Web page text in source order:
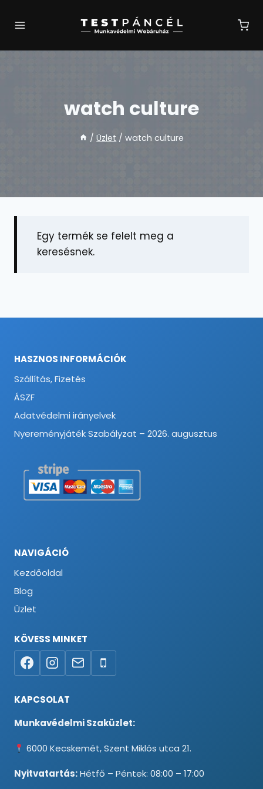
watch culture
/ Üzlet / watch culture
Egy termék se felelt meg a
keresésnek.
HASZNOS INFORMÁCIÓK
Szállítás, Fizetés
ÁSZF
Adatvédelmi irányelvek
Nyereményjáték Szabályzat – 2026. augusztus
NAVIGÁCIÓ
Kezdőoldal
Blog
Üzlet
KÖVESS MINKET
KAPCSOLAT
Munkavédelmi Szaküzlet:
6000 Kecskemét, Szent Miklós utca 21.
Nyitvatartás:Hétfő – Péntek: 08:00 – 17:00